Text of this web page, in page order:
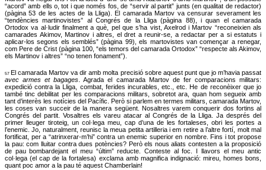
“acord” amb ells o, tot i que només fos, de “servir al partit” junts (en qualitat de redactor)
(pàgina 53 de les actes de la Lliga). El camarada Martov va censurar severament les
“tendències martinovistes” al Congrés de la Lliga (pàgina 88), i quan el camarada
Ortodox va al·ludir finalment a què, pel que s’ha vist, Axelrod i Martov “reconeixien als
camarades Akimov, Martinov i altres, el dret a reunir-se, a redactar per a si estatuts i
aplicar-los segons els semblés” (pàgina 99), els martovistes van començar a renegar,
com Pere de Crist (pàgina 100, “els temors del camarada Ortodox” “respecte als Akimov,
els Martinov i altres” “no tenen fonament”).
57 El camarada Martov va dir amb molta precisió sobre aquest punt que jo m’havia passat
avec armes et bagages . Agrada el camarada Martov de fer comparacions militars:
expedició contra la Lliga, combat, ferides incurables, etc., etc. He de reconèixer que jo
també tinc debilitat per les comparacions militars, sobretot ara, quan hom segueix amb
tant d’interès les notícies del Pacífic. Però si parlem en termes militars, camarada Martov,
les coses van succeir de la manera següent. Nosaltres varem conquerir dos fortins al
Congrés del partit. Vosaltres els vareu atacar al Congrés de la Lliga. Ja després del
primer lleuger tiroteig, un col·lega meu, cap d’una de les fortaleses, obri les portes a
l’enemic. Jo, naturalment, reunisc la meua petita artilleria i em retire a l’altre fortí, molt mal
fortificat, per a “atrinxerar-m’hi” contra un enemic superior en nombre. Fins i tot propose
la pau: com lluitar contra dues potències? Però els nous aliats contesten a la proposició
de pau bombardejant el meu “últim” reducte. Conteste al foc. I llavors el meu antic
col·lega (el cap de la fortalesa) exclama amb magnifica indignació: mireu, homes bons,
quant poc amor a la pau té aquest Chamberlain!